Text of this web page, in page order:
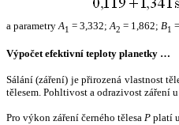
a parametryA1 = 3,332;A2 = 1,862; B1
Výpočet efektivní teploty planetky …
Sálání (záření) je přirozená vlastnost
tělesem. Pohltivost a odrazivost záření
Pro výkon záření černého tělesa P platí